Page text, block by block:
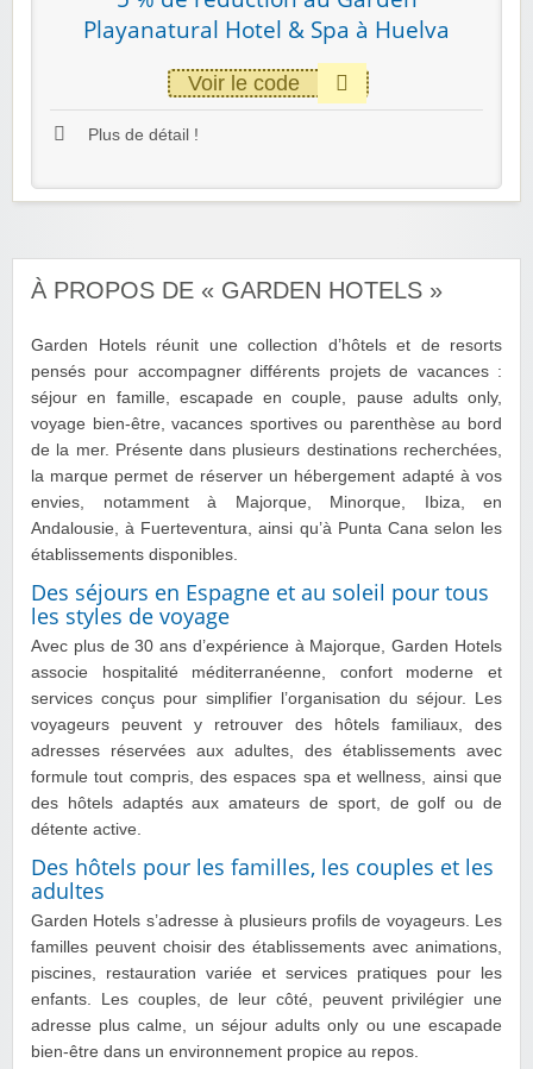
Playanatural Hotel & Spa à Huelva
Voir le code
Plus de détail !
À PROPOS DE « GARDEN HOTELS »
Garden Hotels réunit une collection d’hôtels et de resorts
pensés pour accompagner différents projets de vacances :
séjour en famille, escapade en couple, pause adults only,
voyage bien-être, vacances sportives ou parenthèse au bord
de la mer. Présente dans plusieurs destinations recherchées,
la marque permet de réserver un hébergement adapté à vos
envies, notamment à Majorque, Minorque, Ibiza, en
Andalousie, à Fuerteventura, ainsi qu’à Punta Cana selon les
établissements disponibles.
Des séjours en Espagne et au soleil pour tous
les styles de voyage
Avec plus de 30 ans d’expérience à Majorque, Garden Hotels
associe hospitalité méditerranéenne, confort moderne et
services conçus pour simplifier l’organisation du séjour. Les
voyageurs peuvent y retrouver des hôtels familiaux, des
adresses réservées aux adultes, des établissements avec
formule tout compris, des espaces spa et wellness, ainsi que
des hôtels adaptés aux amateurs de sport, de golf ou de
détente active.
Des hôtels pour les familles, les couples et les
adultes
Garden Hotels s’adresse à plusieurs profils de voyageurs. Les
familles peuvent choisir des établissements avec animations,
piscines, restauration variée et services pratiques pour les
enfants. Les couples, de leur côté, peuvent privilégier une
adresse plus calme, un séjour adults only ou une escapade
bien-être dans un environnement propice au repos.